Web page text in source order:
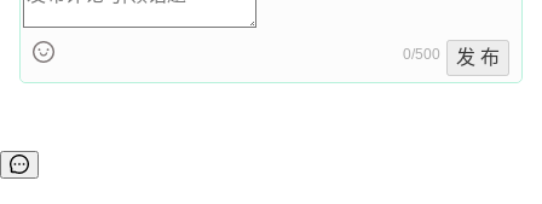
0/500 发 布